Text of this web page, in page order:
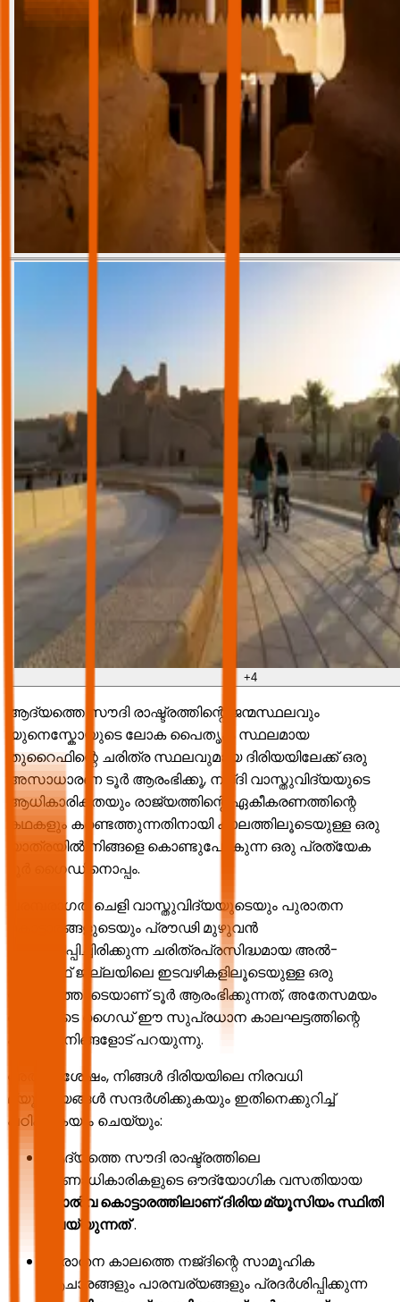
+4
ആദ്യത്തെ സൗദി രാഷ്ട്രത്തിന്റെ ജന്മസ്ഥലവും
യുനെസ്കോയുടെ ലോക പൈതൃക സ്ഥലമായ
തുറൈഫിന്റെ ചരിത്ര സ്ഥലവുമായ ദിരിയയിലേക്ക് ഒരു
അസാധാരണ ടൂർ ആരംഭിക്കൂ, നജ്ദി വാസ്തുവിദ്യയുടെ
ആധികാരികതയും രാജ്യത്തിന്റെ ഏകീകരണത്തിന്റെ
കഥകളും കണ്ടെത്തുന്നതിനായി കാലത്തിലൂടെയുള്ള ഒരു
യാത്രയിൽ നിങ്ങളെ കൊണ്ടുപോകുന്ന ഒരു പ്രത്യേക
ടൂർ ഗൈഡിനൊപ്പം.
പരമ്പരാഗത ചെളി വാസ്തുവിദ്യയുടെയും പുരാതന
കൊട്ടാരങ്ങളുടെയും പ്രൗഢി മുഴുവൻ
പ്രദർശിപ്പിച്ചിരിക്കുന്ന ചരിത്രപ്രസിദ്ധമായ അൽ-
തുറൈഫ് ജില്ലയിലെ ഇടവഴികളിലൂടെയുള്ള ഒരു
നടത്തത്തോടെയാണ് ടൂർ ആരംഭിക്കുന്നത്, അതേസമയം
ഞങ്ങളുടെ ഗൈഡ് ഈ സുപ്രധാന കാലഘട്ടത്തിന്റെ
കഥകൾ നിങ്ങളോട് പറയുന്നു.
അതിനുശേഷം, നിങ്ങൾ ദിരിയയിലെ നിരവധി
മ്യൂസിയങ്ങൾ സന്ദർശിക്കുകയും ഇതിനെക്കുറിച്ച്
പഠിക്കുകയും ചെയ്യും:
ആദ്യത്തെ സൗദി രാഷ്ട്രത്തിലെ
ഭരണാധികാരികളുടെ ഔദ്യോഗിക വസതിയായ
സാൽവ കൊട്ടാരത്തിലാണ് ദിരിയ മ്യൂസിയം സ്ഥിതി
ചെയ്യുന്നത്.
പുരാതന കാലത്തെ നജ്ദിന്റെ സാമൂഹിക
ആചാരങ്ങളും പാരമ്പര്യങ്ങളും പ്രദർശിപ്പിക്കുന്ന